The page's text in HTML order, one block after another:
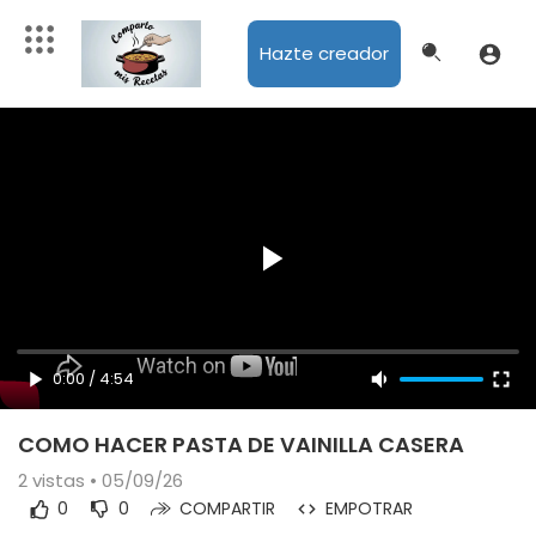
Hazte creador
0:00 / 4:54
COMO HACER PASTA DE VAINILLA CASERA
2vistas • 05/09/26
0 0 COMPARTIR EMPOTRAR